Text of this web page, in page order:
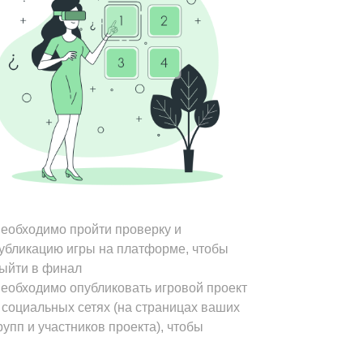
пройти проверку и
игры на платформе, чтобы
в финал
опубликовать игровой проект
социальных сетях (на страницах ваших
и участников проекта), чтобы